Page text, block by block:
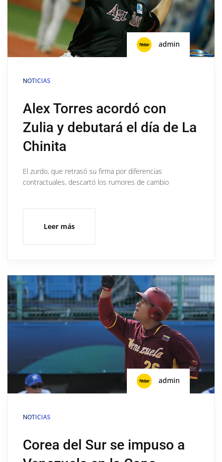
admin
NOTICIAS
Alex Torres acordó con
Zulia y debutará el día de La
Chinita
El zurdo, que retrasó su firma por diferencias
contractuales, descartó los rumores de cambio
Leer más
admin
NOTICIAS
Corea del Sur se impuso a